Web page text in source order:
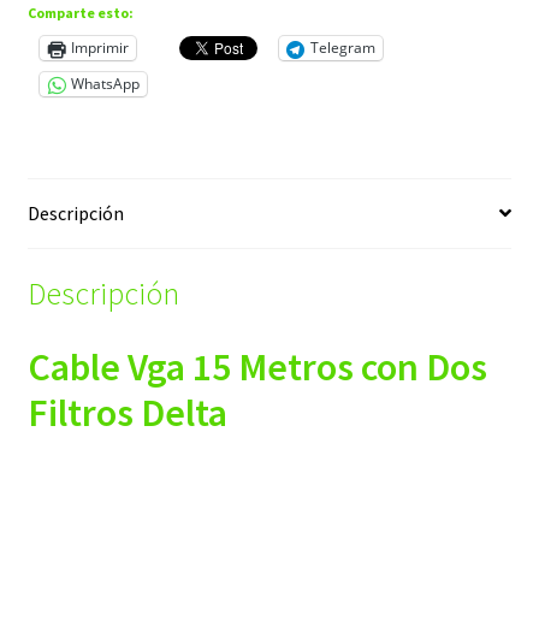
Comparte esto:
Imprimir
Telegram
WhatsApp
Descripción
Descripción
Cable Vga 15 Metros con Dos
Filtros Delta